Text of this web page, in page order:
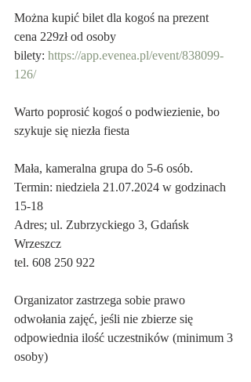
Można kupić bilet dla kogoś na prezent
cena 229zł od osoby
bilety: https://app.evenea.pl/event/838099-
126/
Warto poprosić kogoś o podwiezienie, bo
szykuje się niezła fiesta
Mała, kameralna grupa do 5-6 osób.
Termin: niedziela 21.07.2024 w godzinach
15-18
Adres; ul. Zubrzyckiego 3, Gdańsk
Wrzeszcz
tel. 608 250 922
Organizator zastrzega sobie prawo
odwołania zajęć, jeśli nie zbierze się
odpowiednia ilość uczestników (minimum 3
osoby)